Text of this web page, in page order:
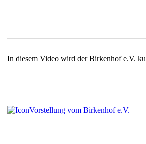
In diesem Video wird der Birkenhof e.V.
Vorstellung vom Birkenhof e.V.